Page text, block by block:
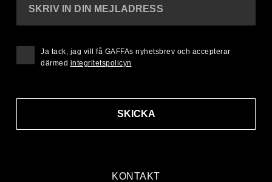
KONTAKT
SKRIV IN DIN MEJLADRESS
SKICKA
Ja tack, jag vill få GAFFAs nyhetsbrev och accepterar
därmed integritetspolicyn